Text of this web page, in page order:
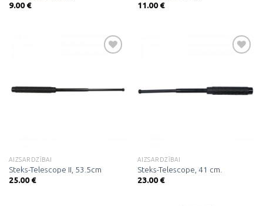
9.00€
11.00€
vēlmju
AIZSARDZĪBAI
Steks-Telescope II, 53.5cm
25.00€
vēlmju
AIZSARDZĪBAI
Steks-Telescope, 41 cm.
23.00€